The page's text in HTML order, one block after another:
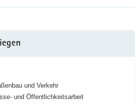
und Verkehr
und Öffentlichkeitsarbeit